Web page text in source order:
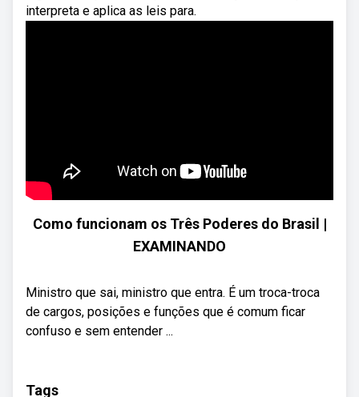
interpreta e aplica as leis para.
Como funcionam os Três Poderes do Brasil |
EXAMINANDO
Ministro que sai, ministro que entra. É um troca-troca
de cargos, posições e funções que é comum ficar
confuso e sem entender ...
Tags